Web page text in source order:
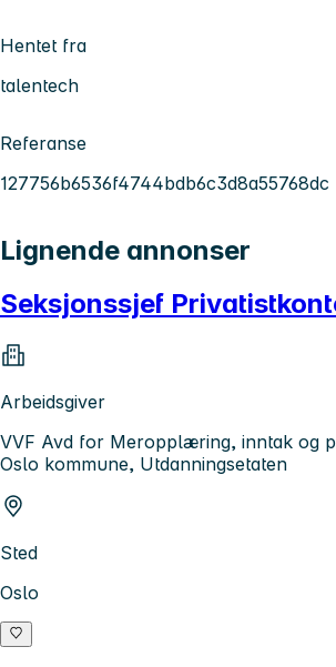
Hentet fra
talentech
Referanse
127756b6536f4744bdb6c3d8a55768dc
Lignende annonser
Seksjonssjef
Arbeidsgiver
VVF Avd for Meropplæring, inntak og
Oslo kommune, Utdanningsetaten
Sted
Oslo